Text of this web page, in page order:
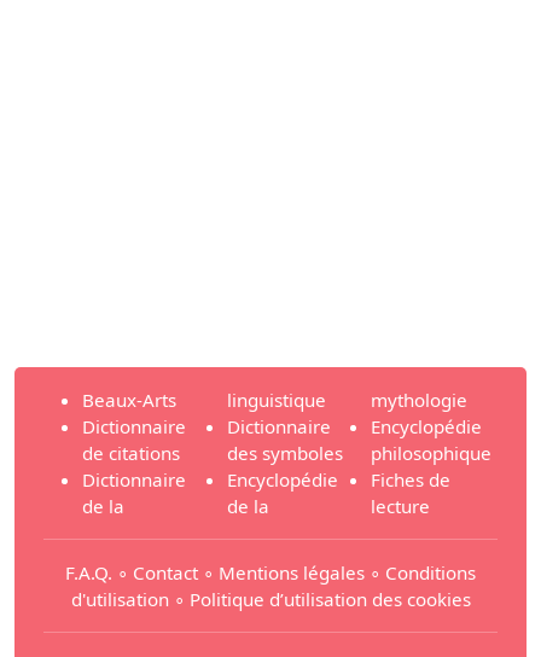
Beaux-Arts
Dictionnaire
de citations
Dictionnaire
de la
linguistique
Dictionnaire
des symboles
Encyclopédie
de la
mythologie
Encyclopédie
philosophique
Fiches de
lecture
F.A.Q. ∘ Contact ∘ Mentions légales ∘ Conditions
d'utilisation∘ Politique d’utilisation des cookies